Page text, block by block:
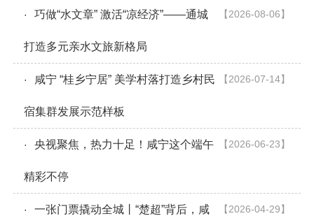
【2026-08-06】
· 巧做“水文章” 激活“凉经济”——通城
打造多元亲水文旅新格局
【2026-07-14】
· 咸宁 “桂乡宁居” 美学村落打造乡村民
宿集群发展示范样板
【2026-06-23】
· 央视聚焦，热力十足！咸宁这个端午
精彩不停
【2026-04-29】
· 一张门票撬动全城丨“楚超”背后，咸